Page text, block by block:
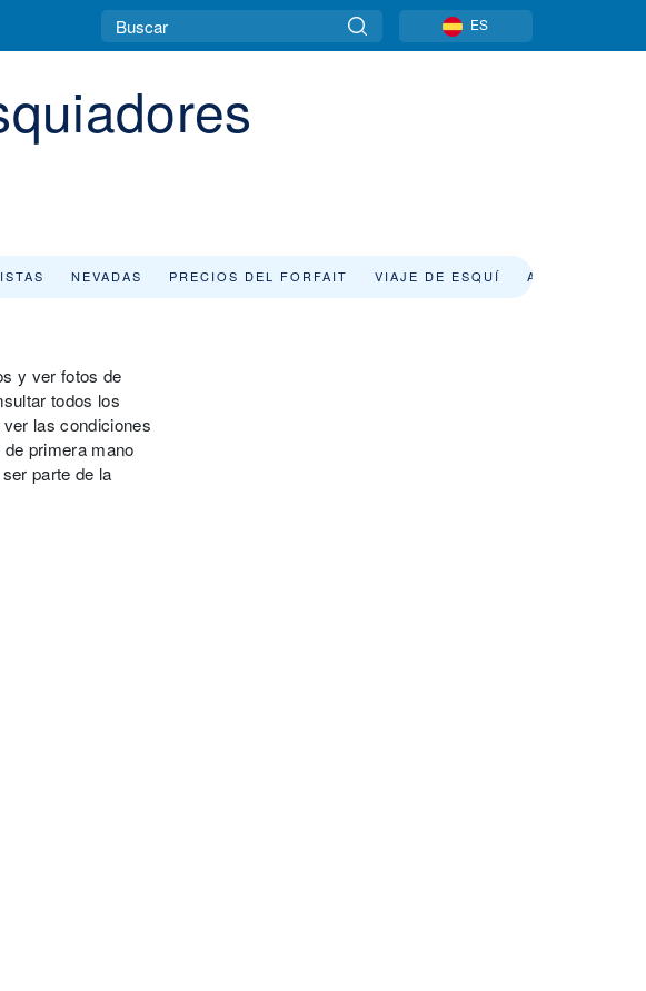
ES
NEVADAS PRECIOS DEL FORFAIT VIAJE DE ESQUÍ ALQUILER DE
y ver fotos de
todos los
las condiciones
primera mano
parte de la